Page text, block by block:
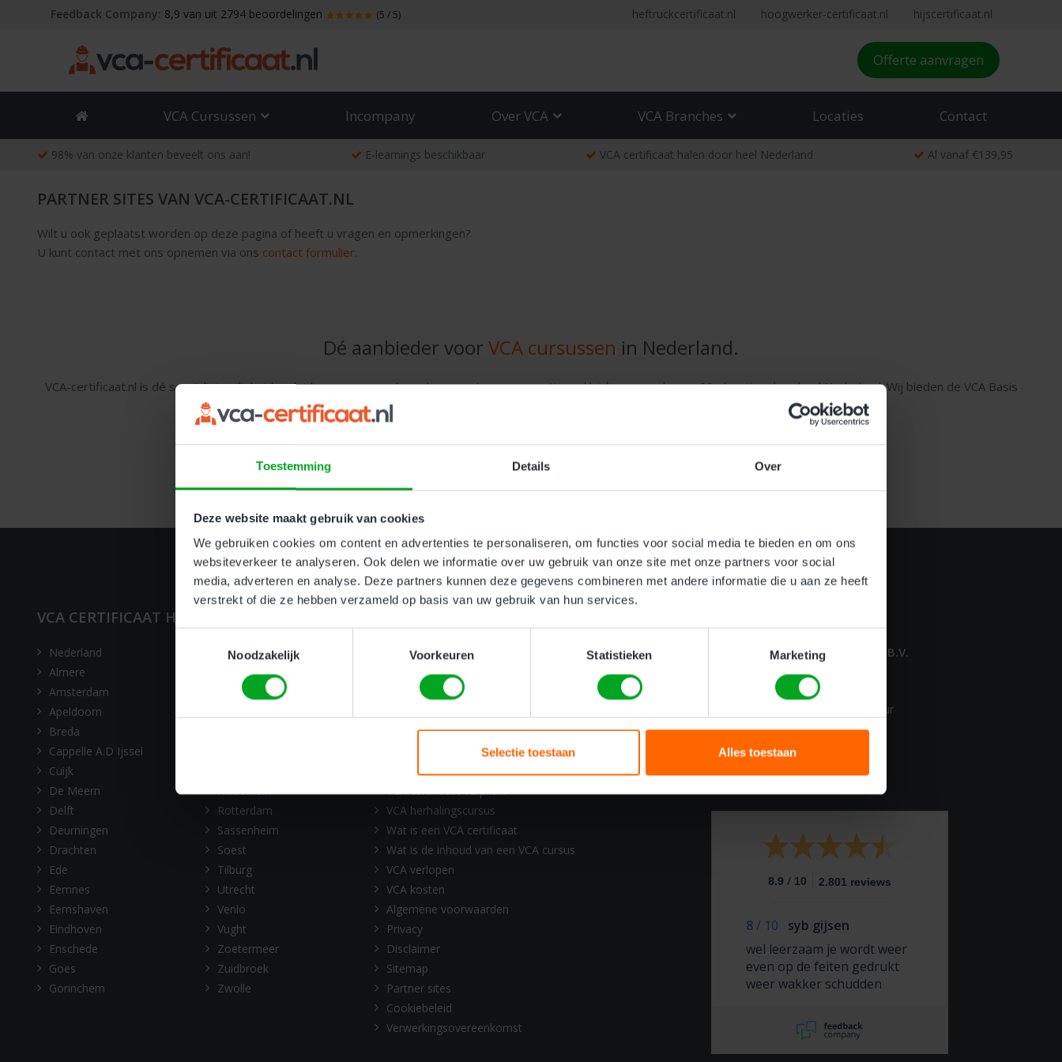
Toestemming Details Over
Deze website maakt gebruik van cookies
We gebruiken cookies om content en advertenties te personaliseren, om functies voor social media te bieden en om ons
websiteverkeer te analyseren. Ook delen we informatie over uw gebruik van onze site met onze partners voor social
media, adverteren en analyse. Deze partners kunnen deze gegevens combineren met andere informatie die u aan ze heeft
verstrekt of die ze hebben verzameld op basis van uw gebruik van hun services.
Noodzakelijk
Voorkeuren Statistieken Marketing
Selectie toestaan Alles toestaan
Feedback Company: 8,9 van uit 2794 beoordelingen (5 / 5) heftruckcertificaat.nl hoogwerker-certificaat.nl hijscertificaat.nl
Offerte aanvragen
VCA Cursussen Incompany Over VCA VCA Branches Locaties Contact
98% van onze klanten beveelt ons aan! E-learnings beschikbaar VCA certificaat halen door heel Nederland Al vanaf €139,95
PARTNER SITES VAN VCA-CERTIFICAAT.NL
Wilt u ook geplaatst worden op deze pagina of heeft u vragen en opmerkingen?
U kunt contact met ons opnemen via ons contact formulier.
Dé aanbieder voor VCA cursussen in Nederland.
VCA-certificaat.nl is dé specialist veiligheidsopleidingen voor medewerkers, zzp’ers en operationeel leidinggevenden op20+ locatiesdoor heel Nederland. Wij bieden de VCA Basis
cursus en de VCA Volledig cursus ook als e-learning aan voor scherpe tarieven. Ontdek de
kosten voor een VCA certificaatbehalen.
Certificaat halen in 1 dag!
VCA CERTIFICAAT HALEN IN
Nederland
Almere
Amsterdam
Apeldoorn
Breda
Cappelle A.D Ijssel
Cuijk
De Meern
Delft
Deurningen
Drachten
Ede
Eemnes
Eemshaven
Eindhoven
Enschede
Goes
Gorinchem
Groningen
Heiloo
Hengelo
Ridderkerk
Rotterdam
Sassenheim
Soest
Tilburg
Utrecht
Venlo
Vught
Zoetermeer
Zuidbroek
Zwolle
Alle VCA cursussen
VCA certificaat basis
VCA Basis Cursus online
VCA VOL certificaat e-learning
VCA certificaat incompany
VCA certificaat kosten
VCA certificaat verplicht
VCA herhalingscursus
Wat is een VCA certificaat
Wat is de inhoud van een VCA cursus
VCA verlopen
VCA kosten
Algemene voorwaarden
Privacy
Disclaimer
Sitemap
Partner sites
Cookiebeleid
Verwerkingsovereenkomst
NoRisk Veiligheidsopleidingen B.V.
7731 CN, Ommen
Openingstijden: 08.30 – 17.00 uur
0529 820 210
8.9 / 10 2.801 reviews
8/ 10
syb gijsen
wel leerzaam je wordt weer
even op de feiten gedrukt
weer wakker schudden